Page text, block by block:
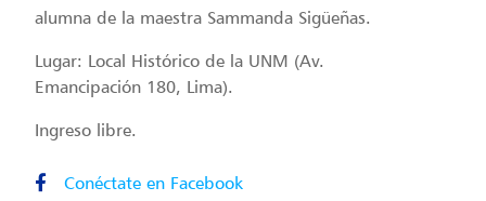
alumna de la maestra Sammanda Sigüeñas.
Lugar: Local Histórico de la UNM (Av.
Emancipación 180, Lima).
Ingreso libre.
Conéctate en Facebook